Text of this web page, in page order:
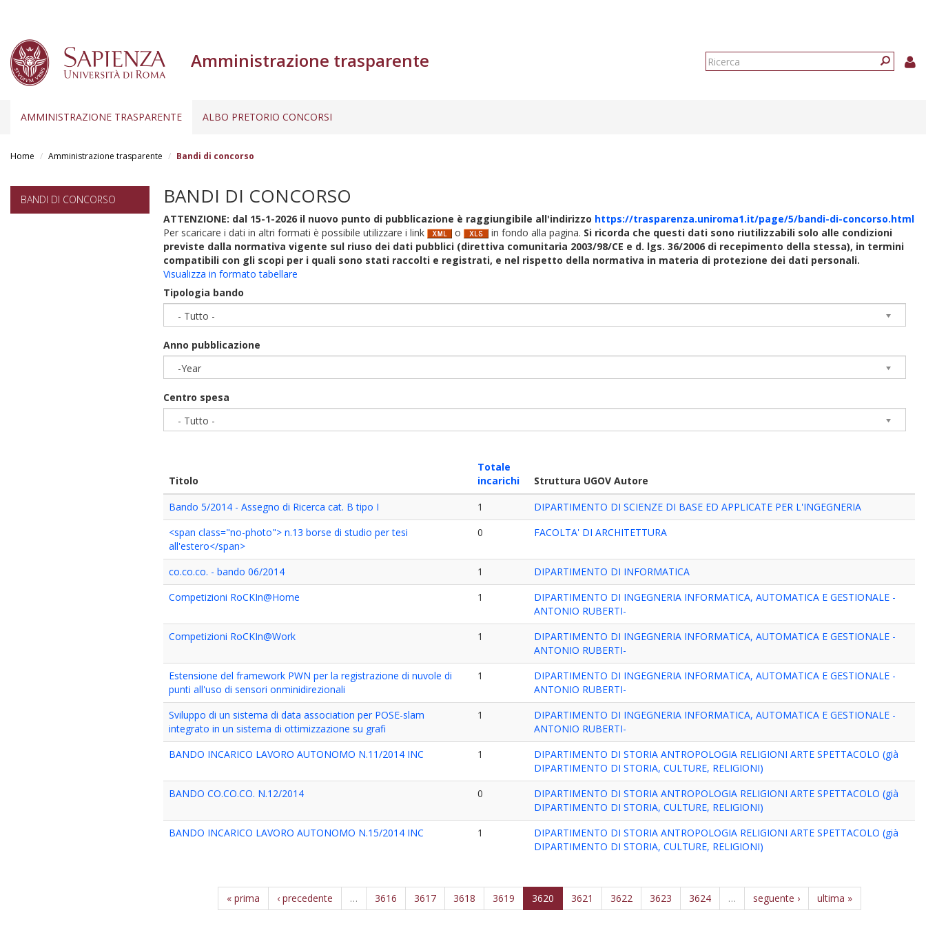
Amministrazione trasparente
Form
AMMINISTRAZIONE TRASPARENTE ALBO PRETORIO CONCORSI
Home Amministrazione trasparente Bandi di concorso
BANDI DI CONCORSO BANDI DI CONCORSO
ATTENZIONE: dal 15-1-2026 il nuovo punto di pubblicazione è raggiungibile all'indirizzo https://trasparenza.uniroma1.it/page/5/bandi-di-concorso.html
Per scaricare i dati in altri formati è possibile utilizzare i link
o in fondo alla pagina. Si ricorda che questi dati sono riutilizzabili solo alle condizioni
previste dalla normativa vigente sul riuso dei dati pubblici (direttiva comunitaria 2003/98/CE e d. lgs. 36/2006 di recepimento della stessa), in termini
compatibili con gli scopi per i quali sono stati raccolti e registrati, e nel rispetto della normativa in materia di protezione dei dati personali.
Visualizza in formato tabellare
Tipologia bando
- Tutto -
Anno pubblicazione
-Year
Centro spesa
- Tutto -
Titolo
Totale
incarichi
Struttura UGOV Autore
Bando 5/2014 - Assegno di Ricerca cat. B tipo I
1
DIPARTIMENTO DI SCIENZE DI BASE ED APPLICATE PER L'INGEGNERIA
<span class="no-photo"> n.13 borse di studio per tesi
all'estero</span>
0 FACOLTA' DI ARCHITETTURA
co.co.co. - bando 06/2014 1
DIPARTIMENTO DI INFORMATICA
Competizioni RoCKIn@Home
1
DIPARTIMENTO DI INGEGNERIA INFORMATICA, AUTOMATICA E GESTIONALE -
ANTONIO RUBERTI-
Competizioni RoCKIn@Work
1
DIPARTIMENTO DI INGEGNERIA INFORMATICA, AUTOMATICA E GESTIONALE -
ANTONIO RUBERTI-
Estensione del framework PWN per la registrazione di nuvole di
punti all'uso di sensori onminidirezionali
1
DIPARTIMENTO DI INGEGNERIA INFORMATICA, AUTOMATICA E GESTIONALE -
ANTONIO RUBERTI-
Sviluppo di un sistema di data association per POSE-slam
integrato in un sistema di ottimizzazione su grafi
1
DIPARTIMENTO DI INGEGNERIA INFORMATICA, AUTOMATICA E GESTIONALE -
ANTONIO RUBERTI-
BANDO INCARICO LAVORO AUTONOMO N.11/2014 INC
1
DIPARTIMENTO DI STORIA ANTROPOLOGIA RELIGIONI ARTE SPETTACOLO (già
DIPARTIMENTO DI STORIA, CULTURE, RELIGIONI)
BANDO CO.CO.CO. N.12/2014
0
DIPARTIMENTO DI STORIA ANTROPOLOGIA RELIGIONI ARTE SPETTACOLO (già
DIPARTIMENTO DI STORIA, CULTURE, RELIGIONI)
BANDO INCARICO LAVORO AUTONOMO N.15/2014 INC
1
DIPARTIMENTO DI STORIA ANTROPOLOGIA RELIGIONI ARTE SPETTACOLO (già
DIPARTIMENTO DI STORIA, CULTURE, RELIGIONI)
« prima ‹ precedente … 3616 3617 3618 3619 3620 3621 3622 3623 3624 … seguente › ultima »